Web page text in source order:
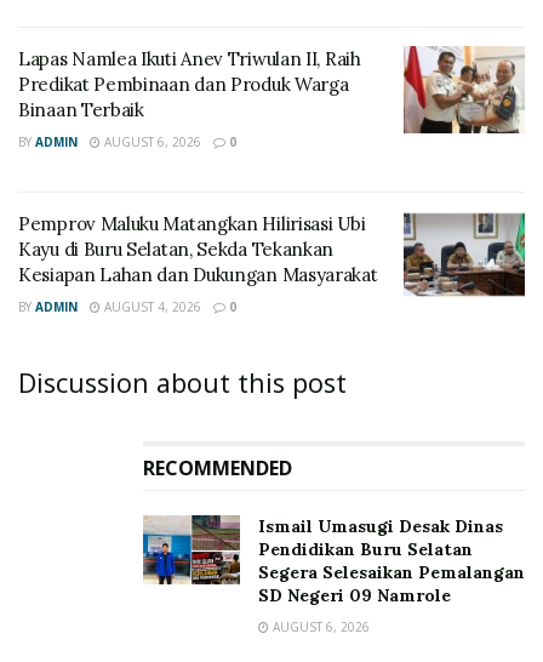
Lapas Namlea Ikuti Anev Triwulan II, Raih
Predikat Pembinaan dan Produk Warga
Binaan Terbaik
BY ADMIN AUGUST 6, 2026 0
‎Pemprov Maluku Matangkan Hilirisasi Ubi
Kayu di Buru Selatan, Sekda Tekankan
Kesiapan Lahan dan Dukungan Masyarakat
BY ADMIN AUGUST 4, 2026 0
Discussion about this post
RECOMMENDED
Ismail Umasugi Desak Dinas
Pendidikan Buru Selatan
Segera Selesaikan Pemalangan
SD Negeri 09 Namrole
AUGUST 6, 2026